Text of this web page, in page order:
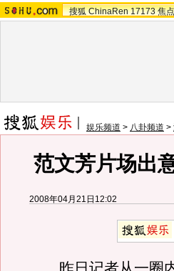
搜狐 ChinaRen 17173 焦
娱乐频道 > 八卦频道 >
范文芳片场出
2008年04月21日12:02